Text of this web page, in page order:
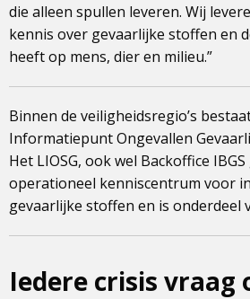
die alleen spullen leveren. Wij
kennis over gevaarlijke stoffen en
heeft op mens, dier en milieu.”
Binnen de veiligheidsregio’s
Informatiepunt Ongevallen
Het LIOSG, ook wel Backoffice
operationeel kenniscentrum voor
gevaarlijke stoffen en is onderdeel
Iedere crisis vraag